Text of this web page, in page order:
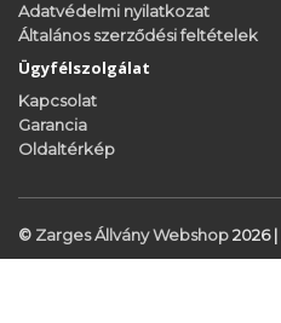
Adatvédelmi nyilatkozat
Általános szerződési feltételek
Ügyfélszolgálat
Kapcsolat
Garancia
Oldaltérkép
© Zarges Állvány Webshop2026 |